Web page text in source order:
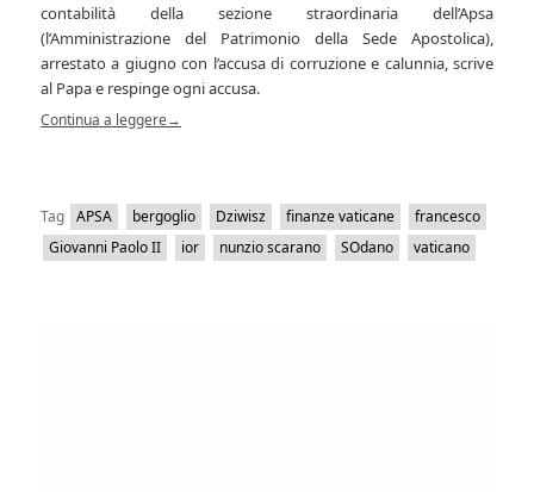
contabilità della sezione straordinaria dell’Apsa
(l’Amministrazione del Patrimonio della Sede Apostolica),
arrestato a giugno con l’accusa di corruzione e calunnia, scrive
al Papa e respinge ogni accusa.
Continua a leggere→
Tag APSA bergoglio Dziwisz finanze vaticane
francesco
Giovanni Paolo II
ior nunzio scarano SOdano vaticano